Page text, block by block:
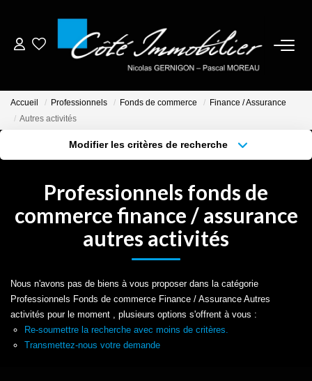
ESTIMER
NOTRE AGENCE
CONTACT
CRÉER UNE ALERTE
Accueil Professionnels Fonds de commerce
Finance / Assurance
Autres activités
Modifier les critères de recherche
Surface min Budget max
Plus de critères Créer une alerte
Professionnels fonds de
commerce finance / assurance
autres activités
Nous n'avons pas de biens à vous proposer dans la catégorie
Professionnels Fonds de commerce Finance / Assurance Autres
activités pour le moment , plusieurs options s'offrent à vous :
Re-soumettre la recherche avec moins de critères.
Transmettez-nous votre demande